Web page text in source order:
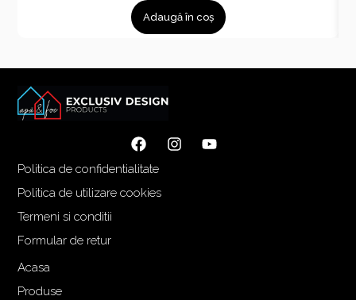
Adaugă în coș
Politica de confidentialitate
Politica de utilizare cookies
Termeni si conditii
Formular de retur
Acasa
Produse